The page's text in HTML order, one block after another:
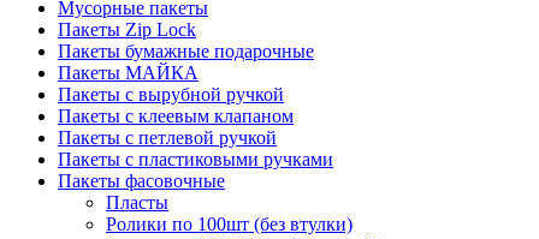
Мусорные пакеты
Пакеты Zip Lock
Пакеты бумажные подарочные
Пакеты МАЙКА
Пакеты с вырубной ручкой
Пакеты с клеевым клапаном
Пакеты с петлевой ручкой
Пакеты с пластиковыми ручками
Пакеты фасовочные
Пласты
Ролики по 100шт (без втулки)